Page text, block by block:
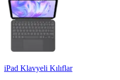
iPad Klavyeli Kılıflar